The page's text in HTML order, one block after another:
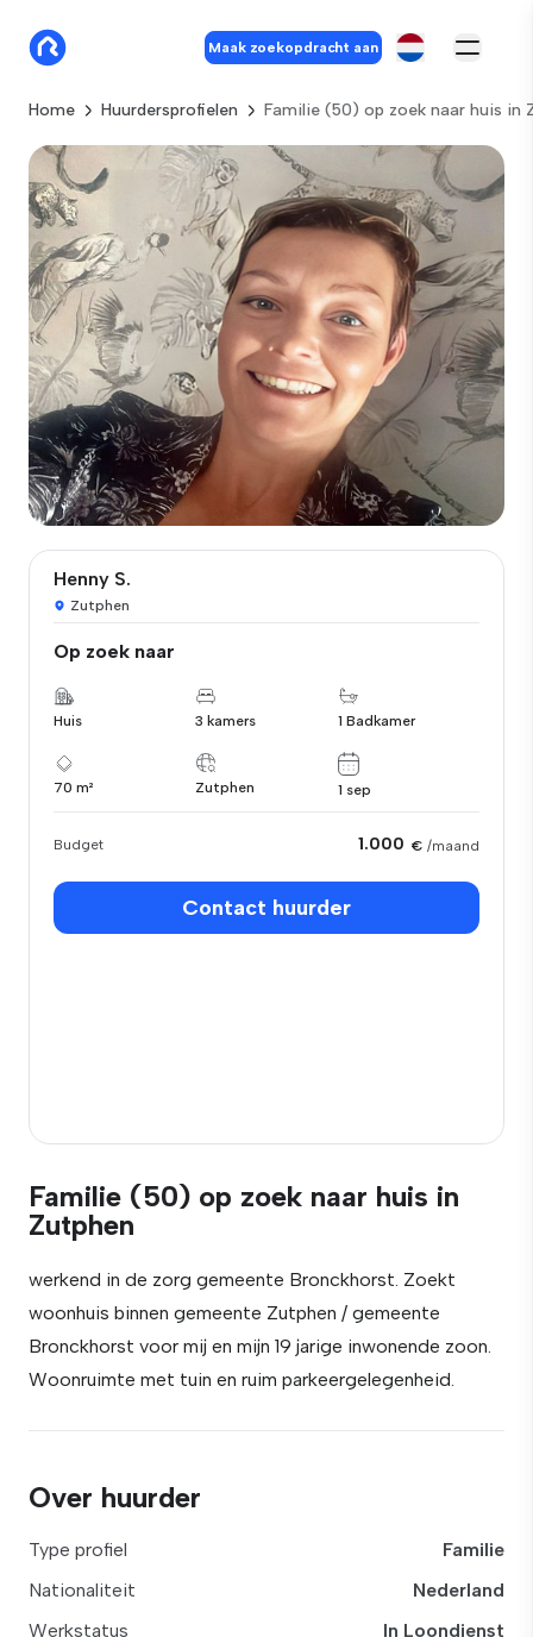
Maak zoekopdracht aan
Home Huurdersprofielen Familie (50) op zoek naar huis in
Henny S.
Zutphen
Op zoek naar
Huis 3 kamers 1 Badkamer
70 m² Zutphen 1 sep
Budget 1.000 € /maand
Contact huurder
Familie (50) op zoek naar huis in
Zutphen
werkend in de zorg gemeente Bronckhorst. Zoekt
woonhuis binnen gemeente Zutphen / gemeente
Bronckhorst voor mij en mijn 19 jarige inwonende zoon.
Woonruimte met tuin en ruim parkeergelegenheid.
Over huurder
Type profiel
Familie
Nationaliteit
Nederland
Werkstatus
In Loondienst